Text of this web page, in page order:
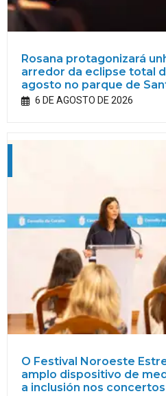
Rosana protagonizará
arredor da eclipse total
agosto no parque de
6 DE AGOSTO DE 2026
O Festival Noroeste
amplo dispositivo de
a inclusión nos concertos